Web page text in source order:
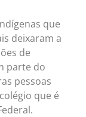
que
deixaram a
de
parte do
pessoas
que é